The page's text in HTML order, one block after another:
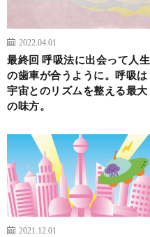
2022.04.01
最終回 呼吸法に出会って人生
の歯車が合うように。呼吸は
宇宙とのリズムを整える最大
の味方。
2021.12.01